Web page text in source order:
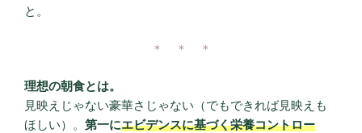
と。
＊ ＊ ＊
理想の朝食とは。
見映えじゃない豪華さじゃない（でもできれば見映えも
ほしい）。 第一にエビデンスに基づく栄養コントロー